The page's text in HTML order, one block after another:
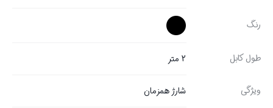
رنگ
طول کابل 2 متر
ویژگی شارژ همزمان